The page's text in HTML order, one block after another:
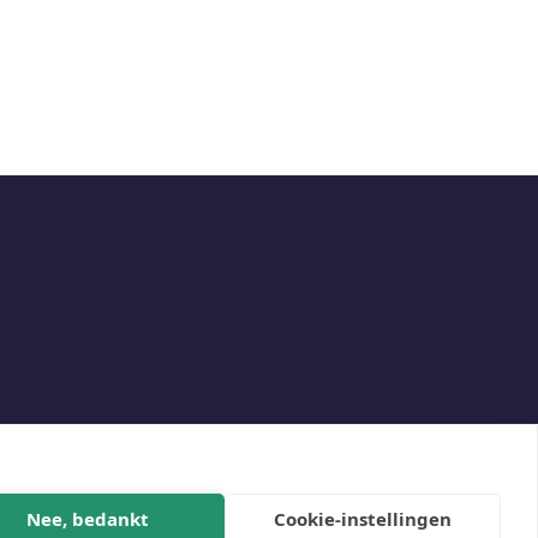
Nee, bedankt Cookie-instellingenSocial